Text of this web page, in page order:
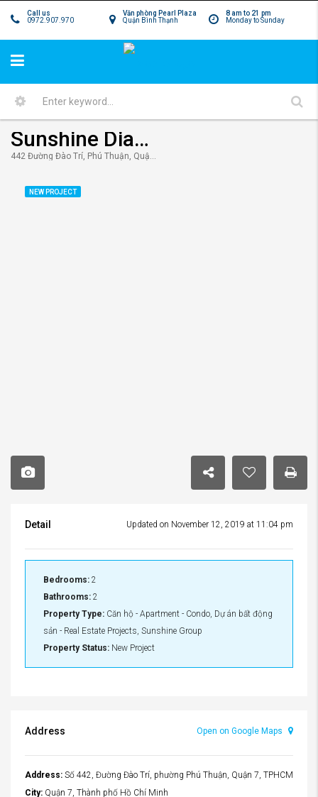
8 am to 21 pm
Monday to Sunday
Văn phòng Pearl Plaza
Quận Bình Thạnh
Call us
0972.907.970
Sunshine Diamond River quận 7 – “Resort” triệu đô đẳng cấp nhất bờ Nam Sài Gòn
442 Đường Đào Trí, Phú Thuận, Quận 7, Hồ Chí Minh, Việt Nam
NEW PROJECT
Detail Updated on November 12, 2019 at 11:04 pm
Bedrooms: 2
Bathrooms: 2
Property Type: Căn hộ - Apartment - Condo, Dự án bất động
sản - Real Estate Projects, Sunshine Group
Property Status: New Project
Address Open on Google Maps
Address: Số 442, Đường Đào Trí, phường Phú Thuận, Quận 7, TPHCM
City: Quận 7, Thành phố Hồ Chí Minh